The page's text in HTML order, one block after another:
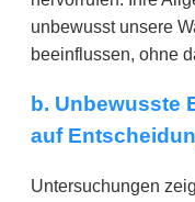
unbewusst unsere
beeinflussen, ohne
b. Unbewusste
auf
Untersuchungen